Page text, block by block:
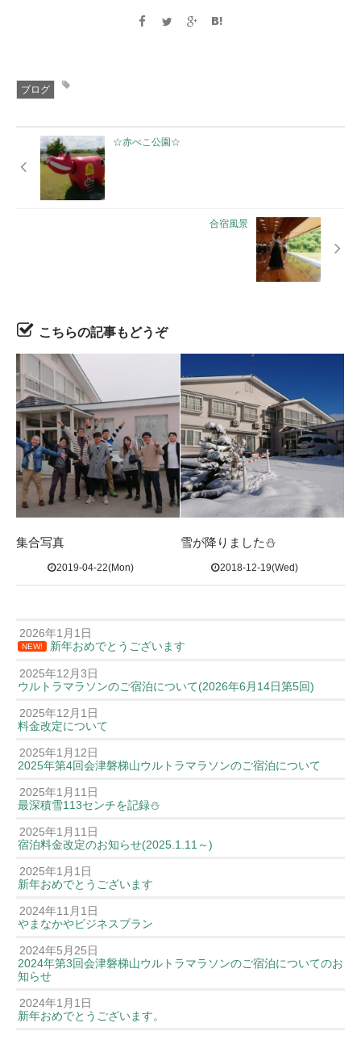
ブログ
☆赤べこ公園☆
合宿風景
こちらの記事もどうぞ
集合写真
2019-04-22(Mon)
雪が降りました⛄
2018-12-19(Wed)
2026年1月1日
NEW! 新年おめでとうございます
2025年12月3日
ウルトラマラソンのご宿泊について(2026年6月14日第5回)
2025年12月1日
料金改定について
2025年1月12日
2025年第4回会津磐梯山ウルトラマラソンのご宿泊について
2025年1月11日
最深積雪113センチを記録⛄️
2025年1月11日
宿泊料金改定のお知らせ(2025.1.11～)
2025年1月1日
新年おめでとうございます
2024年11月1日
やまなかやビジネスプラン
2024年5月25日
2024年第3回会津磐梯山ウルトラマラソンのご宿泊についてのお
知らせ
2024年1月1日
新年おめでとうございます。